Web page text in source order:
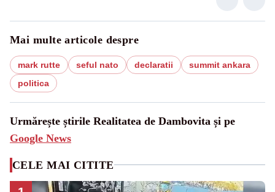
Mai multe articole despre
mark rutte seful nato declaratii
summit ankara
politica
Urmărește știrile Realitatea de Dambovita și pe
Google News
CELE MAI CITITE